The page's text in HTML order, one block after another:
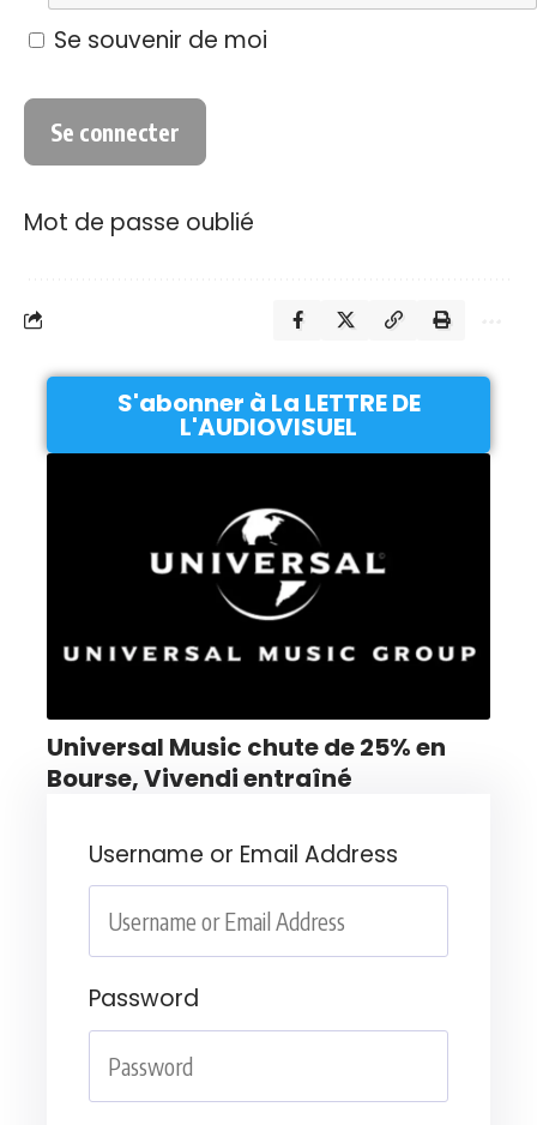
Se souvenir de moi
Mot de passe oublié
S'abonner à La LETTRE DE
L'AUDIOVISUEL
Universal Music chute de 25% en
Bourse, Vivendi entraîné
Username or Email Address
Password